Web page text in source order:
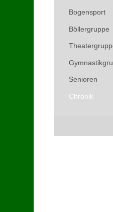
Bogensport
Böllergruppe
Senioren
Chronik